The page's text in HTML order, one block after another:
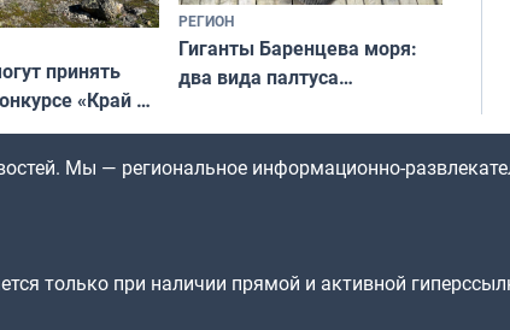
принять
«Край у
фотогид
округу»
РЕГИОН
Гиганты Баренцева моря:
два вида палтуса
Мы — региональное информационно-
только при наличии прямой и активной